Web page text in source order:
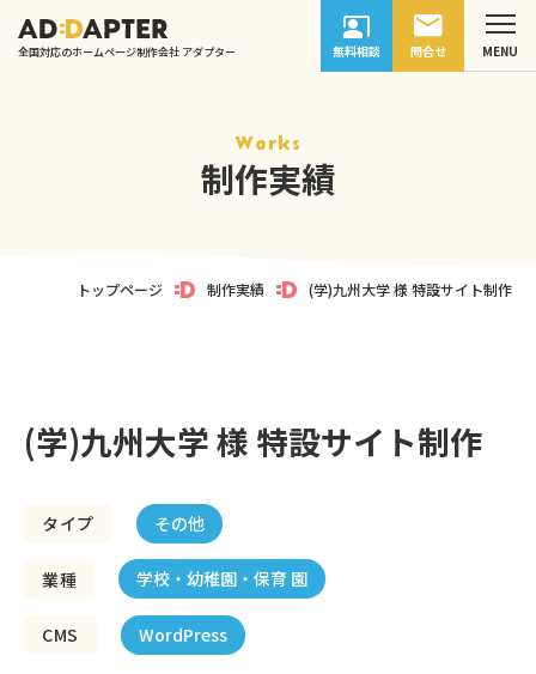
全国対応のホームページ制作会社 アダプター 無料相談 問合せ
Works
制作実績
トップページ 制作実績 (学)九州大学 様 特設サイト制作
(学)九州大学 様 特設サイト制作
タイプ その他
業種 学校・幼稚園・保育 園
CMS WordPress